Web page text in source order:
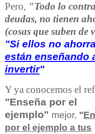
Pero, "Todo lo
deudas, no tienen
(cosas que suben de
"Si ellos no
están enseñando
invertir"
Y ya conocemos el
"Enseña por el
ejemplo" mejor, "
por el ejemplo a tus